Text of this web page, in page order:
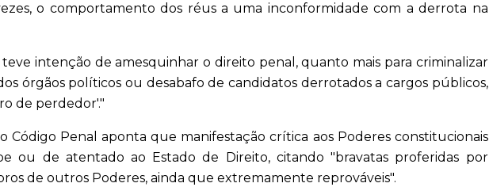
o comportamento dos réus a uma inconformidade com a derrota na
intenção de amesquinhar o direito penal, quanto mais para criminalizar
órgãos políticos ou desabafo de candidatos derrotados a cargos públicos,
de perdedor'."
Código Penal aponta que manifestação crítica aos Poderes constitucionais
ou de atentado ao Estado de Direito, citando "bravatas proferidas por
de outros Poderes, ainda que extremamente reprováveis".